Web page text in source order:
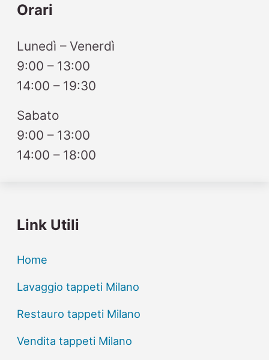
Orari
Lunedì – Venerdì
9:00 – 13:00
14:00 – 19:30
Sabato
9:00 – 13:00
14:00 – 18:00
Link Utili
Home
Lavaggio tappeti Milano
Restauro tappeti Milano
Vendita tappeti Milano